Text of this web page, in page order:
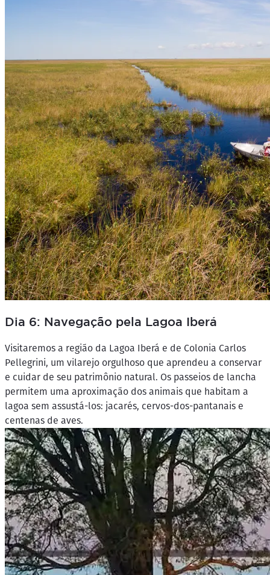
Dia 6: Navegação pela Lagoa Iberá
Visitaremos a região da Lagoa Iberá e de Colonia Carlos
Pellegrini, um vilarejo orgulhoso que aprendeu a conservar
e cuidar de seu patrimônio natural. Os passeios de lancha
permitem uma aproximação dos animais que habitam a
lagoa sem assustá-los: jacarés, cervos-dos-pantanais e
centenas de aves.